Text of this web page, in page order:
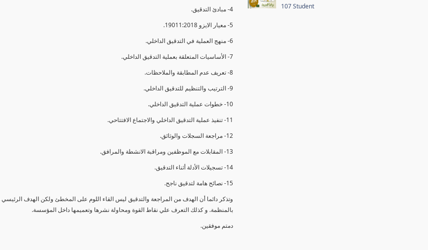
4- مبادئ التدقيق.
5- معيار الايزو 19011:2018.
6- منهج العملية في التدقيق الداخلي.
7- الأساسيات المتعلقة بعملية التدقيق الداخلي.
8- تعريف عدم المطابقة والملاحظات.
9- الترتيب والتنظيم للتدقيق الداخلي.
10- خطوات عملية التدقيق الداخلي.
11- تنفيذ عملية التدقيق الداخلي والاجتماع الافتتاحي.
12- مراجعة السجلات والوثائق.
13- المقابلات مع الموظفين ومراقبة الانشطة والمرافق.
14- تسجيلات الأدلة أثناء التدقيق.
15- نصائح هامة لتدقيق ناجح.
وتذكر دائما أن الهدف من المراجعة والتدقيق ليس القاء اللوم على المخطئ ولكن الهدف
بالمنظمة. و كذلك التعرف علي نقاط القوة ومحاولة نشرها وتعميمها داخل المؤسسة.
دمتم موفقين.
107 Student